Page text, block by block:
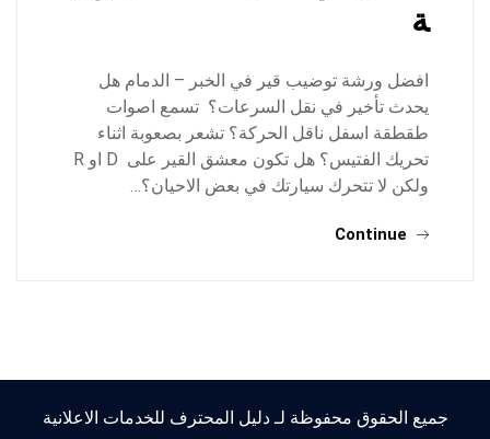
ة
افضل ورشة توضيب قير في الخبر – الدمام هل
يحدث تأخير في نقل السرعات؟ تسمع اصوات
طقطقة اسفل ناقل الحركة؟ تشعر بصعوبة اثناء
تحريك الفتيس؟ هل تكون معشق القير على D او R
ولكن لا تتحرك سيارتك في بعض الاحيان؟…
Continue
جميع الحقوق محفوظة لـ دليل المحترف للخدمات الاعلانية